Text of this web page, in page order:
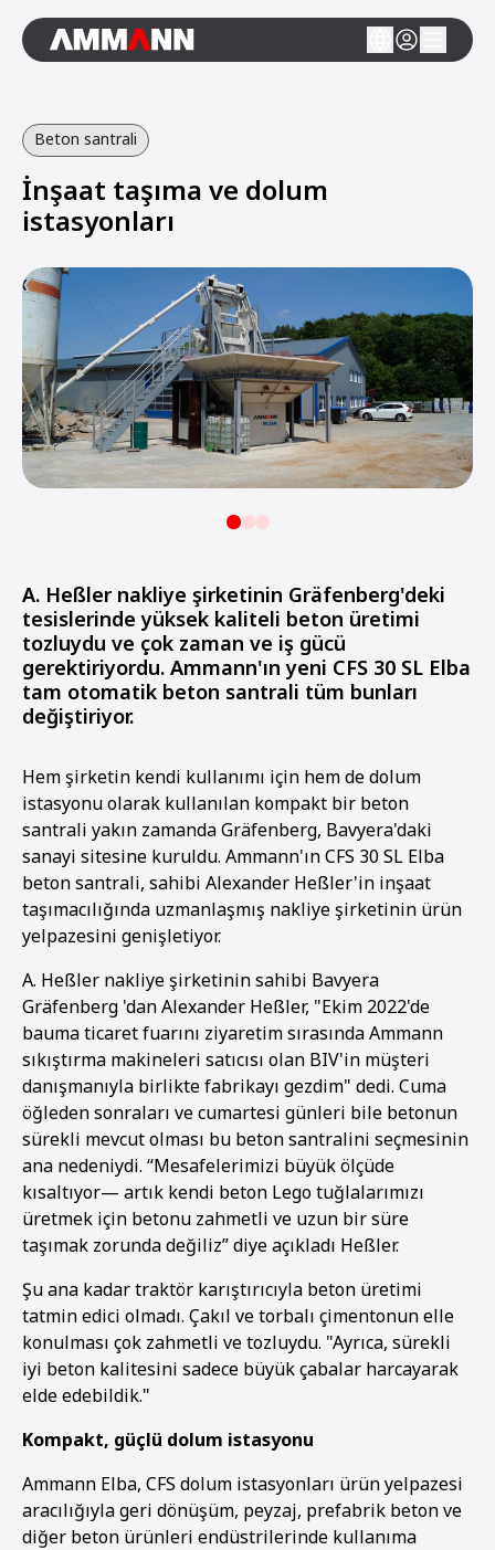
Beton santrali
İnşaat taşıma ve dolum
istasyonları
A. Heßler nakliye şirketinin Gräfenberg'deki
tesislerinde yüksek kaliteli beton üretimi
tozluydu ve çok zaman ve iş gücü
gerektiriyordu. Ammann'ın yeni CFS 30 SL Elba
tam otomatik beton santrali tüm bunları
değiştiriyor.
Hem şirketin kendi kullanımı için hem de dolum
istasyonu olarak kullanılan kompakt bir beton
santrali yakın zamanda Gräfenberg, Bavyera'daki
sanayi sitesine kuruldu. Ammann'ın CFS 30 SL Elba
beton santrali, sahibi Alexander Heßler'in inşaat
taşımacılığında uzmanlaşmış nakliye şirketinin ürün
yelpazesini genişletiyor.
A. Heßler nakliye şirketinin sahibi Bavyera
Gräfenberg 'dan Alexander Heßler, "Ekim 2022'de
bauma ticaret fuarını ziyaretim sırasında Ammann
sıkıştırma makineleri satıcısı olan BIV'in müşteri
danışmanıyla birlikte fabrikayı gezdim" dedi. Cuma
öğleden sonraları ve cumartesi günleri bile betonun
sürekli mevcut olması bu beton santralini seçmesinin
ana nedeniydi. “Mesafelerimizi büyük ölçüde
kısaltıyor— artık kendi beton Lego tuğlalarımızı
üretmek için betonu zahmetli ve uzun bir süre
taşımak zorunda değiliz” diye açıkladı Heßler.
Şu ana kadar traktör karıştırıcıyla beton üretimi
tatmin edici olmadı. Çakıl ve torbalı çimentonun elle
konulması çok zahmetli ve tozluydu. "Ayrıca, sürekli
iyi beton kalitesini sadece büyük çabalar harcayarak
elde edebildik."
Kompakt, güçlü dolum istasyonu
Ammann Elba, CFS dolum istasyonları ürün yelpazesi
aracılığıyla geri dönüşüm, peyzaj, prefabrik beton ve
diğer beton ürünleri endüstrilerinde kullanıma